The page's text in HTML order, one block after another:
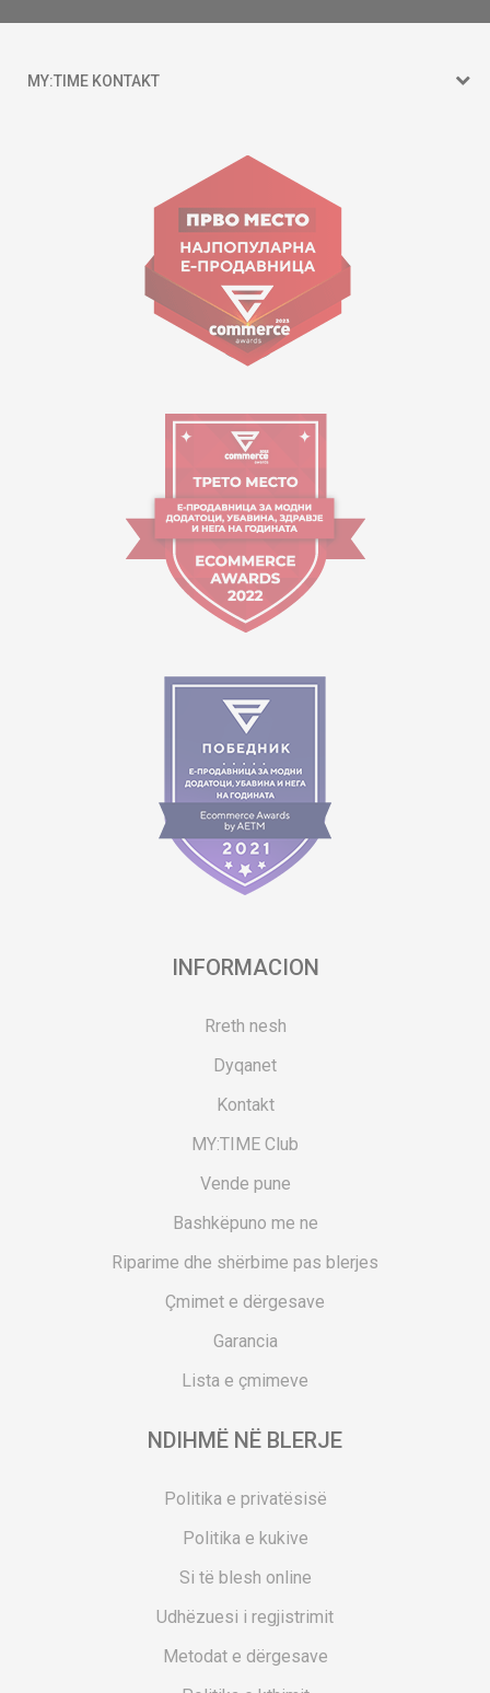
MY:TIME KONTAKT
Goce Nikolovski 74 Shkup
contact@mytime.mk
Orari i punës:
09:00 - 17:00
INFORMACION
Rreth nesh
Dyqanet
Kontakt
MY:TIME Club
Vende pune
Bashkëpuno me ne
Riparime dhe shërbime pas blerjes
Çmimet e dërgesave
Garancia
Lista e çmimeve
NDIHMË NË BLERJE
Politika e privatësisë
Politika e kukive
Si të blesh online
Udhëzuesi i regjistrimit
Metodat e dërgesave